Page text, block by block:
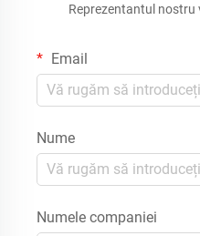
Reprezentantul nostru
Email
Nume
Numele companiei